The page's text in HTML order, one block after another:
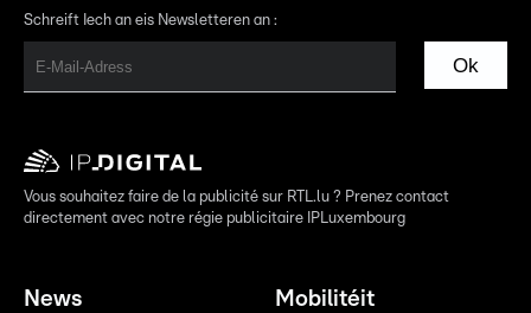
Schreift Iech an eis Newsletteren an :
Ok
Vous souhaitez faire de la publicité sur RTL.lu ? Prenez contact
directement avec notre régie publicitaire IPLuxembourg
News Mobilitéit